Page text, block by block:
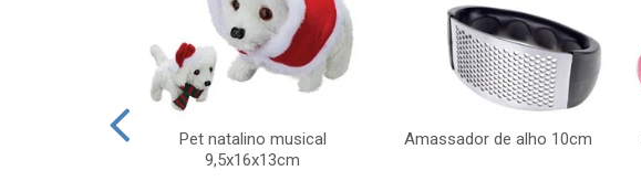
Pet natalino musical
9,5x16x13cm
Amassador de alho 10cm